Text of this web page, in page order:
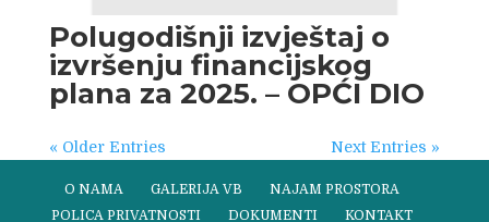
Polugodišnji izvještaj o
izvršenju financijskog
plana za 2025. – OPĆI DIO
« Older Entries Next Entries »
O NAMA GALERIJA VB
NAJAM PROSTORA
POLICA PRIVATNOSTI
DOKUMENTI KONTAKT